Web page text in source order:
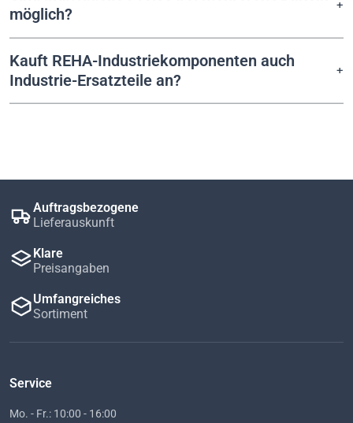
möglich?
Kauft REHA-Industriekomponenten auch
Industrie-Ersatzteile an?
Auftragsbezogene
Lieferauskunft
Klare
Preisangaben
Umfangreiches
Sortiment
Service
Mo. - Fr.: 10:00 - 16:00